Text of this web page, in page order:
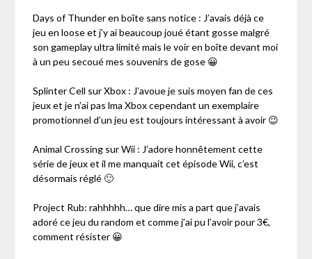
Days of Thunder en boîte sans notice : J’avais déjà ce
jeu en loose et j’y ai beaucoup joué étant gosse malgré
son gameplay ultra limité mais le voir en boîte devant moi
à un peu secoué mes souvenirs de gose 😀
Splinter Cell sur Xbox : J’avoue je suis moyen fan de ces
jeux et je n’ai pas lma Xbox cependant un exemplaire
promotionnel d’un jeu est toujours intéressant à avoir 😉
Animal Crossing sur Wii : J’adore honnêtement cette
série de jeux et il me manquait cet épisode Wii, c’est
désormais réglé 🙂
Project Rub: rahhhhh… que dire mis a part que j’avais
adoré ce jeu du random et comme j’ai pu l’avoir pour 3€,
comment résister 😀